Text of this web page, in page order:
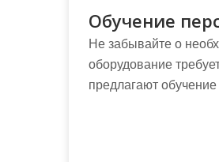
Обучение
Не забывайте о
оборудование
предлагают